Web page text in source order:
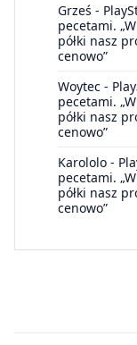
Grześ -
pecetami.
półki nasz
cenowo”
Woytec -
pecetami.
półki nasz
cenowo”
Karololo -
pecetami.
półki nasz
cenowo”